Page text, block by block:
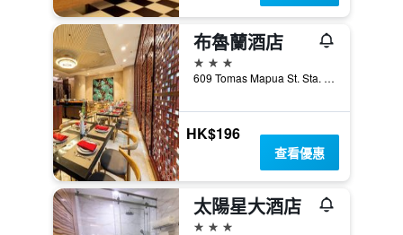
布魯蘭酒店
3星級
609 Tomas Mapua St. Sta. Cruz, 馬尼拉, 菲律賓
HK$196
查看優惠
太陽星大酒店
3星級